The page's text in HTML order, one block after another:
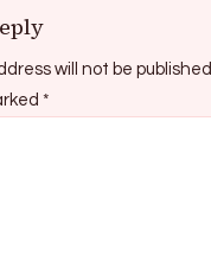
will not be published.
*